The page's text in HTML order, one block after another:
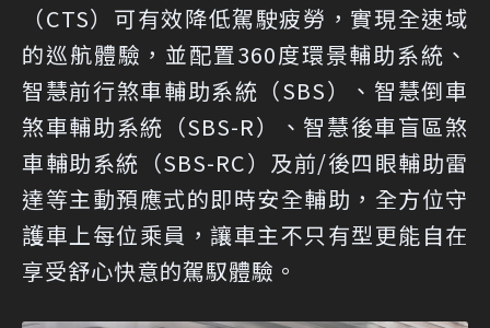
（CTS）可有效降低駕駛疲勞，實現全速域
的巡航體驗，並配置360度環景輔助系統、
智慧前行煞車輔助系統（SBS）、智慧倒車
煞車輔助系統（SBS-R）、智慧後車盲區煞
車輔助系統（SBS-RC）及前/後四眼輔助雷
達等主動預應式的即時安全輔助，全方位守
護車上每位乘員，讓車主不只有型更能自在
享受舒心快意的駕馭體驗。